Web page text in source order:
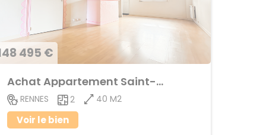
495 €
Achat Appartement Saint-Helier
RENNES 2 40 M2
Voir le bien